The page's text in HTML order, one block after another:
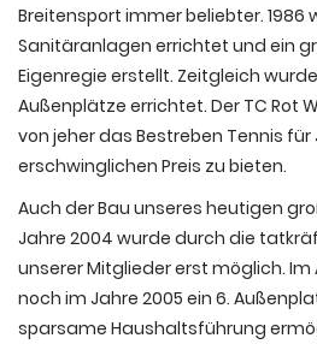
Breitensport immer beliebter. 1986
Sanitäranlagen errichtet und ein
Eigenregie erstellt. Zeitgleich
Außenplätze errichtet. Der TC Rot
von jeher das Bestreben Tennis
erschwinglichen Preis zu bieten.
Auch der Bau unseres heutigen
Jahre 2004 wurde durch die
unserer Mitglieder erst möglich.
noch im Jahre 2005 ein 6.
sparsame Haushaltsführung